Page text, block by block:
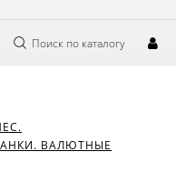
Поиск по каталогу
ВАЛЮТНЫЕ